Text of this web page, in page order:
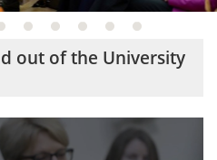
6 7 8 9 10
out of the University